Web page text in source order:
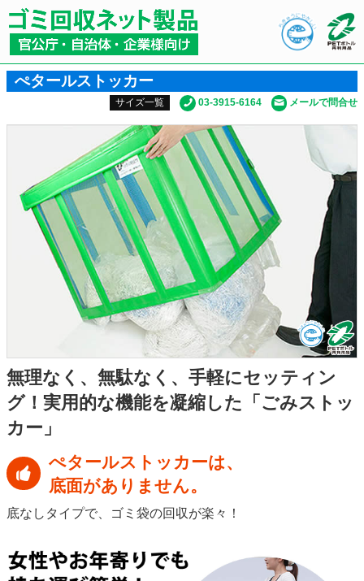
ぺタールストッカー
サイズ一覧 03-3915-6164 メールで問合せ
無理なく、無駄なく、手軽にセッティン
グ！ 実用的な機能を凝縮した「ごみストッ
カー」
ぺタールストッカーは、
底面がありません。
底なしタイプで、ゴミ袋の回収が楽々！